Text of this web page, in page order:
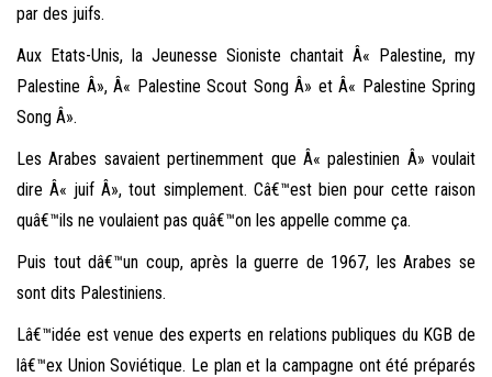
par des juifs.
Aux Etats-Unis, la Jeunesse Sioniste chantait Â« Palestine, my
Palestine Â», Â« Palestine Scout Song Â» et Â« Palestine Spring
Song Â».
Les Arabes savaient pertinemment que Â« palestinien Â» voulait
dire Â« juif Â», tout simplement. Câ€™est bien pour cette raison
quâ€™ils ne voulaient pas quâ€™on les appelle comme ça.
Puis tout dâ€™un coup, après la guerre de 1967, les Arabes se
sont dits Palestiniens.
Lâ€™idée est venue des experts en relations publiques du KGB de
lâ€™ex Union Soviétique. Le plan et la campagne ont été préparés